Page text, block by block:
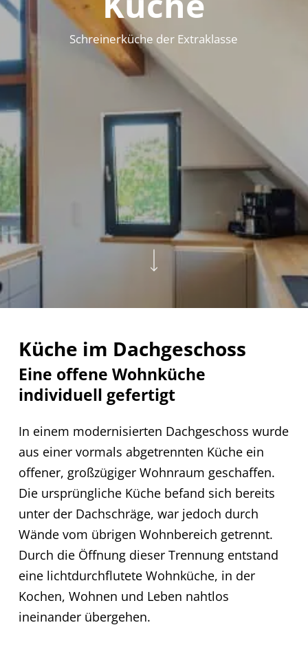
Schreinerküche der Extraklasse
Küche im Dachgeschoss
Eine offene Wohnküche
individuell gefertigt
In einem modernisierten Dachgeschoss wurde
aus einer vormals abgetrennten Küche ein
offener, großzügiger Wohnraum geschaffen.
Die ursprüngliche Küche befand sich bereits
unter der Dachschräge, war jedoch durch
Wände vom übrigen Wohnbereich getrennt.
Durch die Öffnung dieser Trennung entstand
eine lichtdurchflutete Wohnküche, in der
Kochen, Wohnen und Leben nahtlos
ineinander übergehen.